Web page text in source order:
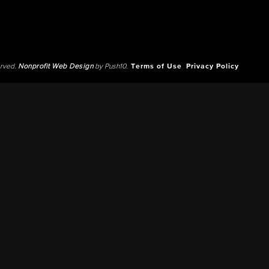
Nonprofit Web Designby Push10. Terms of Use Privacy Policy